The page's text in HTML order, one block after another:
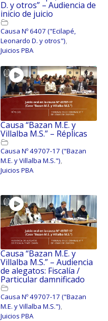
D. y otros” – Audiencia de
inicio de juicio
Causa Nº 6407 ("Ecilapé,
Leonardo D. y otros")
Juicios PBA
Causa “Bazan M.E. y
Villalba M.S.” – Réplicas
Causa Nº 49707-17 ("Bazan
M.E. y Villalba M.S."),
Juicios PBA
Causa “Bazan M.E. y
Villalba M.S.” – Audiencia
de alegatos: Fiscalía /
Particular damnificado
Causa Nº 49707-17 ("Bazan
M.E. y Villalba M.S."),
Juicios PBA